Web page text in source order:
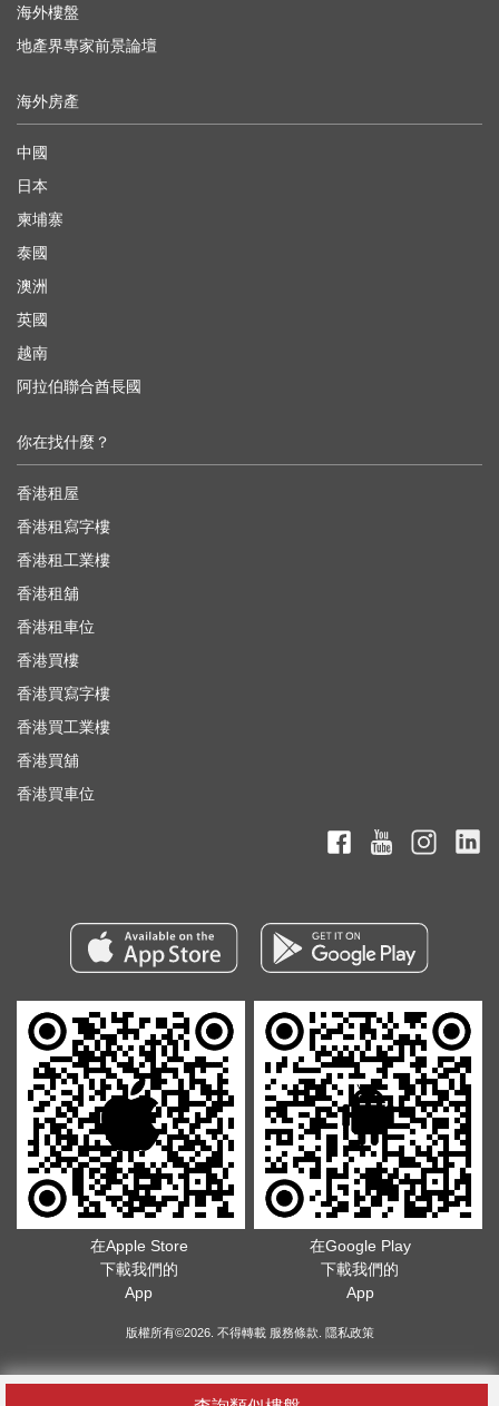
海外樓盤
地產界專家前景論壇
海外房產
中國
日本
柬埔寨
泰國
澳洲
英國
越南
阿拉伯聯合酋長國
你在找什麼？
香港租屋
香港租寫字樓
香港租工業樓
香港租舖
香港租車位
香港買樓
香港買寫字樓
香港買工業樓
香港買舖
香港買車位
在Apple Store
下載我們的
App
在Google Play
下載我們的
App
版權所有©2026. 不得轉載 服務條款 隱私政策